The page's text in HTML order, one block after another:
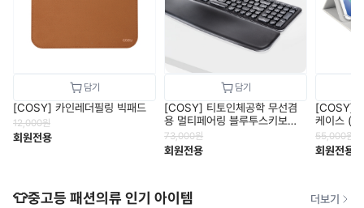
[COSY] 카인레더필링 빅패드
12,000원
회원전용
[COSY] 티토인체공학 무선겸
용 멀티페어링 블루투스키보드
[손목받침포함]
73,000원
회원전용
[COSY]
케이스
55,000원
회원전용
👕중고등 패션의류 인기 아이템 더보기